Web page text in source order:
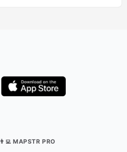
👨‍💻 MAPSTR PRO